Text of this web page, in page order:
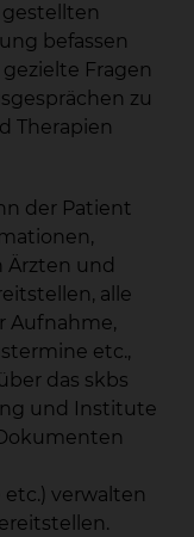
befassen
Fragen
zu
Therapien
der Patient
Ärzten und
alle
Aufnahme,
etc.,
das skbs
und Institute
verwalten